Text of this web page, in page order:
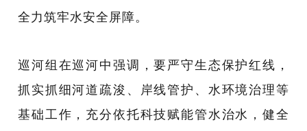
全力筑牢水安全屏障。
巡河组在巡河中强调，要严守生态保护红线，
抓实抓细河道疏浚、岸线管护、水环境治理等
基础工作，充分依托科技赋能管水治水，健全